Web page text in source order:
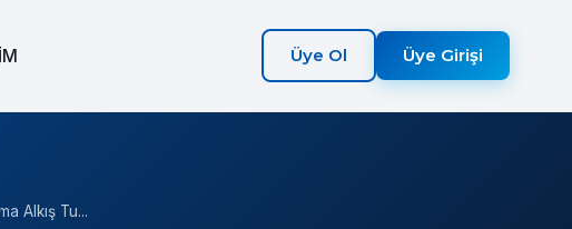
Üye Ol Üye Girişi
Alkış Tu...